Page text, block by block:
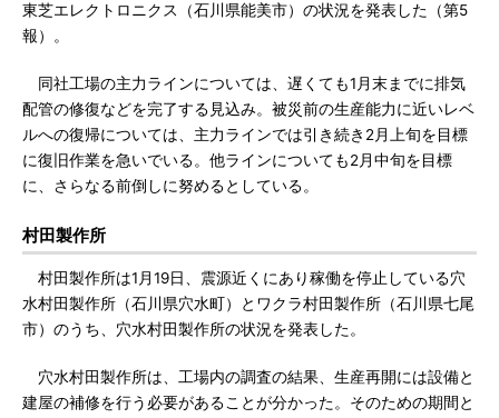
東芝エレクトロニクス（石川県能美市）の状況を発表した（第5
報）。
同社工場の主力ラインについては、遅くても1月末までに排気
配管の修復などを完了する見込み。被災前の生産能力に近いレベ
ルへの復帰については、主力ラインでは引き続き2月上旬を目標
に復旧作業を急いでいる。他ラインについても2月中旬を目標
に、さらなる前倒しに努めるとしている。
村田製作所
村田製作所は1月19日、震源近くにあり稼働を停止している穴
水村田製作所（石川県穴水町）とワクラ村田製作所（石川県七尾
市）のうち、穴水村田製作所の状況を発表した。
穴水村田製作所は、工場内の調査の結果、生産再開には設備と
建屋の補修を行う必要があることが分かった。そのための期間と